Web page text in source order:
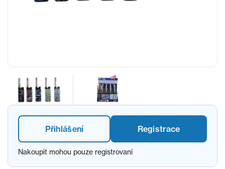
Přihlášení Registrace
Nakoupit mohou pouze registrovaní